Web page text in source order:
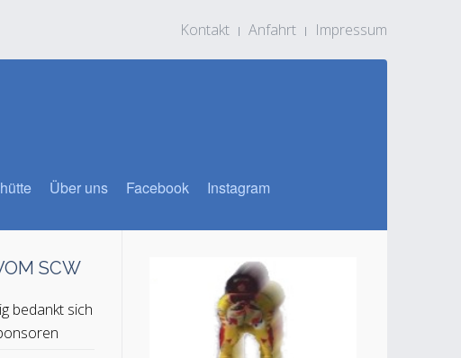
Kontakt Anfahrt Impressum
Über uns Facebook Instagram
SCW
bedankt sich